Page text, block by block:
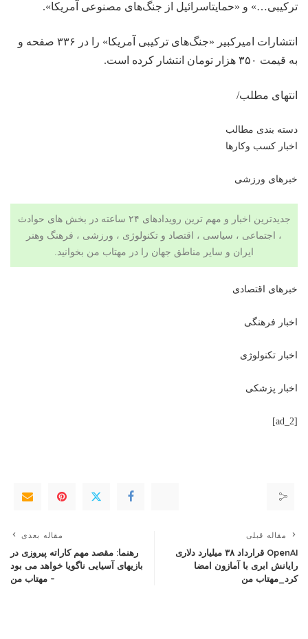
ترکیبی…» و «حمایتاسرائیل از جنگ‌های مصنوعی آمریکا».
انتشارات امیرکبیر «جنگ‌های ترکیبی آمریکا»
را در ۳۳۶ صفحه و
به قیمت ۳۵۰ هزار تومان انتشار کرده است.
انتهای مطلب/
دسته بندی مطالب
اخبار کسب وکارها
خبرهای ورزشی
جدیدترین اخبار و مهم ترین رویدادهای ۲۴ ساعته در بخش های حوادث
، اجتماعی ، سیاسی ، اقتصاد و تکنولوژی ، ورزشی ، فرهنگ وهنر
ایران و سایر مناطق جهان را در مهتاب من بخوانید.
خبرهای اقتصادی
اخبار فرهنگی
اخبار تکنولوژی
اخبار پزشکی
[ad_2]
مقاله قبلی
OpenAI قرارداد ۳۸ میلیارد دلاری
رایانش ابری با آمازون امضا
کرد_مهتاب من
مقاله بعدی
رهنما: مقصد مهم کاراته پیروزی در
بازیهای آسیایی ناگویا خواهد می بود
– مهتاب من